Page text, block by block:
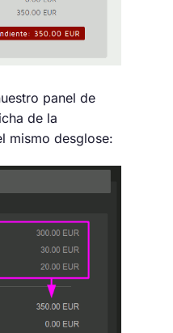
panel de
de la
mismo desglose: